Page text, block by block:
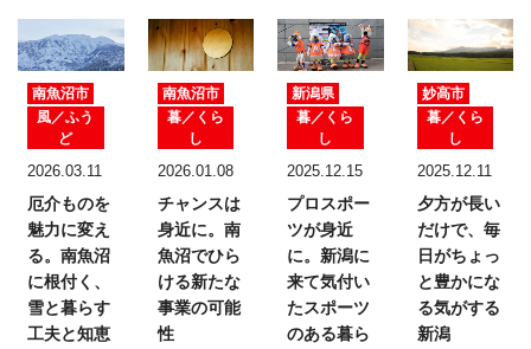
南魚沼市
風／ふう
ど
2026.03.11
厄介ものを
魅力に変え
る。 南魚沼
に根付く、
雪と暮らす
工夫と知恵
南魚沼市
暮／くら
し
2026.01.08
チャンスは
身近に。 南
魚沼でひら
ける新たな
事業の可能
性
新潟県
暮／くら
し
2025.12.15
プロスポー
ツが身近
に。 新潟に
来て気付い
たスポーツ
のある暮ら
妙高市
暮／くら
し
2025.12.11
夕方が長い
だけで、 毎
日がちょっ
と豊かにな
る気がする
新潟